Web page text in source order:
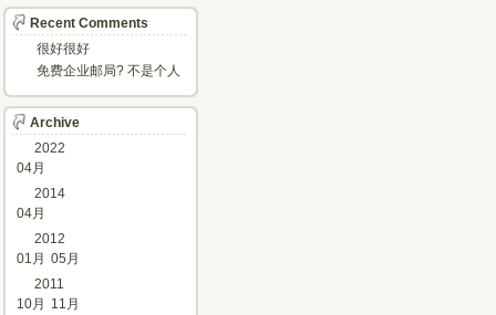
Recent Comments
很好很好
免费企业邮局? 不是个人
Archive
2022
04月
2014
04月
2012
01月 05月
2011
10月
11月